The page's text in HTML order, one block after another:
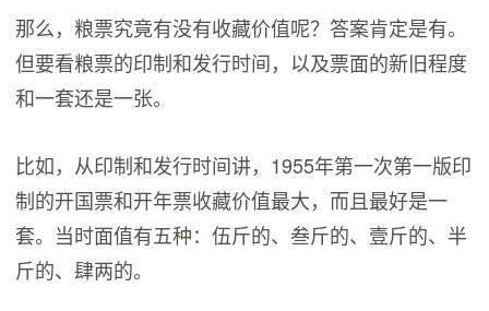
那么，粮票究竟有没有收藏价值呢？答案肯定是有。
但要看粮票的印制和发行时间，以及票面的新旧程度
和一套还是一张。
比如，从印制和发行时间讲，1955年第一次第一版印
制的开国票和开年票收藏价值最大，而且最好是一
套。当时面值有五种：伍斤的、叁斤的、壹斤的、半
斤的、肆两的。